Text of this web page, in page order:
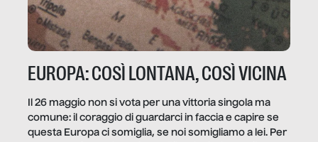
EUROPA: COSÌ LONTANA, COSÌ VICINA
Il 26 maggio non si vota per una vittoria singola ma
comune: il coraggio di guardarci in faccia e capire se
questa Europa ci somiglia, se noi somigliamo a lei. Per